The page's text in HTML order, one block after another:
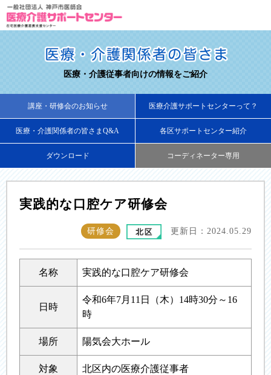
医療・介護従事者向けの情報をご紹介
講座・研修会のお知らせ 医療介護サポートセンターって？
医療・介護関係者の皆さまQ&A 各区サポートセンター紹介
ダウンロード コーディネーター専用
実践的な口腔ケア研修会
研修会 更新日：2024.05.29
名称 実践的な口腔ケア研修会
日時
令和6年7月11日（木）14時30分～16
時
場所 陽気会大ホール
対象 北区内の医療介護従事者